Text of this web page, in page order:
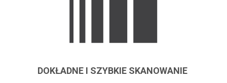
DOKŁADNE I SZYBKIE SKANOWANIE